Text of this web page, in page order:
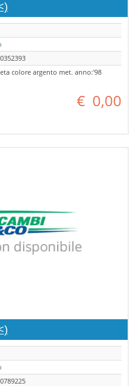
colore argento met. anno:'98
€ 0,00